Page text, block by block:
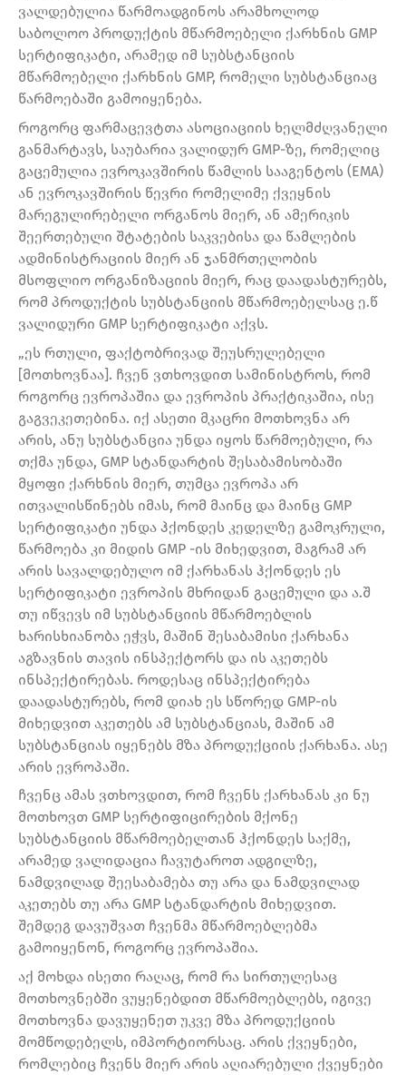
ვალდებულია წარმოადგინოს არამხოლოდ
საბოლოო პროდუქტის მწარმოებელი ქარხნის GMP
სერტიფიკატი, არამედ იმ სუბსტანციის
მწარმოებელი ქარხნის GMP, რომელი სუბსტანციაც
წარმოებაში გამოიყენება.
როგორც ფარმაცევტთა ასოციაციის ხელმძღვანელი
განმარტავს, საუბარია ვალიდურ GMP-ზე, რომელიც
გაცემულია ევროკავშირის წამლის სააგენტოს (EMA)
ან ევროკავშირის წევრი რომელიმე ქვეყნის
მარეგულირებელი ორგანოს მიერ, ან ამერიკის
შეერთებული შტატების საკვებისა და წამლების
ადმინისტრაციის მიერ ან ჯანმრთელობის
მსოფლიო ორგანიზაციის მიერ, რაც დაადასტურებს,
რომ პროდუქტის სუბსტანციის მწარმოებელსაც ე.წ
ვალიდური GMP სერტიფიკატი აქვს.
„ეს რთული, ფაქტობრივად შეუსრულებელი
[მოთხოვნაა]. ჩვენ ვთხოვდით სამინისტროს, რომ
როგორც ევროპაშია და ევროპის პრაქტიკაშია, ისე
გაგვეკეთებინა. იქ ასეთი მკაცრი მოთხოვნა არ
არის, ანუ სუბსტანცია უნდა იყოს წარმოებული, რა
თქმა უნდა, GMP სტანდარტის შესაბამისობაში
მყოფი ქარხნის მიერ, თუმცა ევროპა არ
ითვალისწინებს იმას, რომ მაინც და მაინც GMP
სერტიფიკატი უნდა ჰქონდეს კედელზე გამოკრული,
წარმოება კი მიდის GMP -ის მიხედვით, მაგრამ არ
არის სავალდებულო იმ ქარხანას ჰქონდეს ეს
სერტიფიკატი ევროპის მხრიდან გაცემული და ა.შ
თუ იწვევს იმ სუბსტანციის მწარმოებლის
ხარისხიანობა ეჭვს, მაშინ შესაბამისი ქარხანა
აგზავნის თავის ინსპექტორს და ის აკეთებს
ინსპექტირებას. როდესაც ინსპექტირება
დაადასტურებს, რომ დიახ ეს სწორედ GMP-ის
მიხედვით აკეთებს ამ სუბსტანციას, მაშინ ამ
სუბსტანციას იყენებს მზა პროდუქციის ქარხანა. ასე
არის ევროპაში.
ჩვენც ამას ვთხოვდით, რომ ჩვენს ქარხანას კი ნუ
მოთხოვთ GMP სერტიფიცირების მქონე
სუბსტანციის მწარმოებელთან ჰქონდეს საქმე,
არამედ ვალიდაცია ჩავუტაროთ ადგილზე,
ნამდვილად შეესაბამება თუ არა და ნამდვილად
აკეთებს თუ არა GMP სტანდარტის მიხედვით.
შემდეგ დავუშვათ ჩვენმა მწარმოებლებმა
გამოიყენონ, როგორც ევროპაშია.
აქ მოხდა ისეთი რაღაც, რომ რა სირთულესაც
მოთხოვნებში ვუყენებდით მწარმოებლებს, იგივე
მოთხოვნა დავუყენეთ უკვე მზა პროდუქციის
მომწოდებელს, იმპორტიორსაც. არის ქვეყნები,
რომლებიც ჩვენს მიერ არის აღიარებული ქვეყნები